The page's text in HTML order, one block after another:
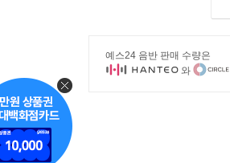
예스24 음반 판매 수량은
와